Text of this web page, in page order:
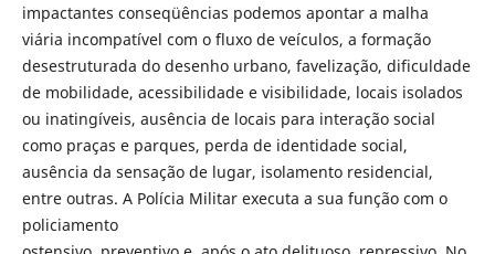
impactantes conseqüências podemos apontar a malha
viária incompatível com o fluxo de veículos, a formação
desestruturada do desenho urbano, favelização, dificuldade
de mobilidade, acessibilidade e visibilidade, locais isolados
ou inatingíveis, ausência de locais para interação social
como praças e parques, perda de identidade social,
ausência da sensação de lugar, isolamento residencial,
entre outras. A Polícia Militar executa a sua função com o
policiamento